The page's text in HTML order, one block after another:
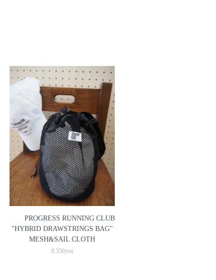
PROGRESS RUNNING CLUB
''HYBRID DRAWSTRINGS BAG''
MESH&SAIL CLOTH
9,350yen